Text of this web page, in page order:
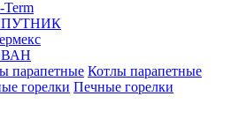
Term
Котлы парапетные
Печные горелки